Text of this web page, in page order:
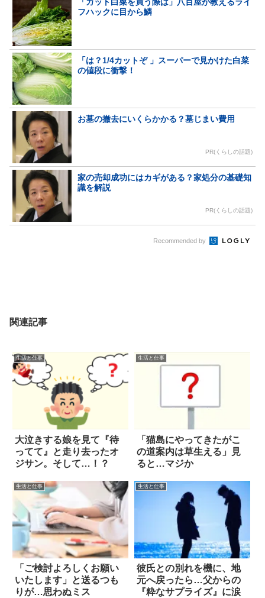
フハックに目から鱗
「は？1/4カットぞ 」スーパーで見かけた白菜
の値段に衝撃！
お墓の撤去にいくらかかる？墓じまい費用
PR(くらしの話題)
家の売却成功にはカギがある？家処分の基礎知
識を解説
PR(くらしの話題)
Recommended by
関連記事
生活と仕事
大泣きする娘を見て『待
ってて』と走り去ったオ
ジサン。そして…！？
生活と仕事
「猫島にやってきたがこ
の道案内は草生える」見
ると…マジか
生活と仕事
「ご検討よろしくお願い
いたします」と送るつも
りが…思わぬミス
生活と仕事
彼氏との別れを機に、地
元へ戻ったら…父からの
『粋なサプライズ』に涙